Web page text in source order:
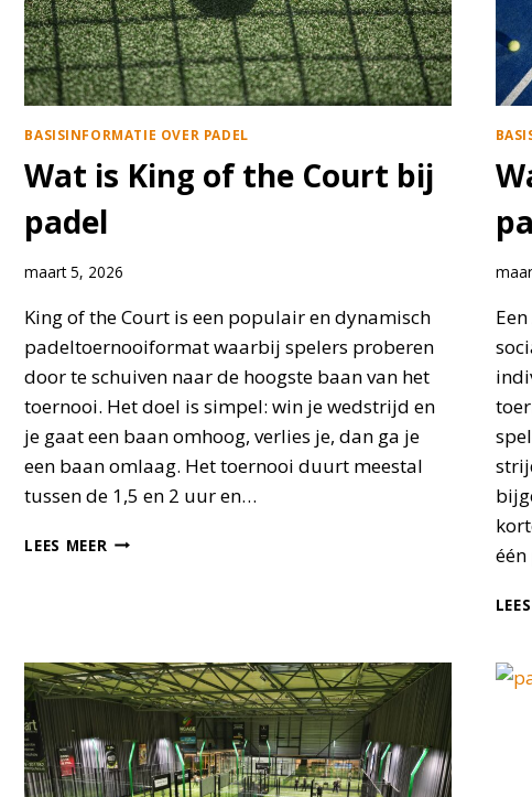
BASISINFORMATIE OVER PADEL
Wat is King of the Court bij
padel
maart 5, 2026
King of the Court is een populair en dynamisch
padeltoernooiformat waarbij spelers proberen
door te schuiven naar de hoogste baan van het
toernooi. Het doel is simpel: win je wedstrijd en
je gaat een baan omhoog, verlies je, dan ga je
een baan omlaag. Het toernooi duurt meestal
tussen de 1,5 en 2 uur en…
LEES MEER WAT
BIJ
PADEL